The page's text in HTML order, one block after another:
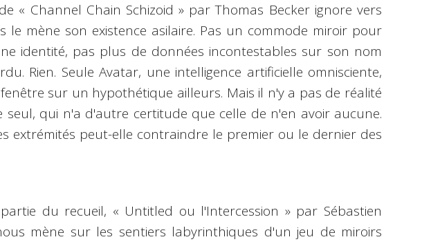
« Channel Chain Schizoid » par Thomas Becker ignore vers
le mène son existence asilaire. Pas un commode miroir pour
identité, pas plus de données incontestables sur son nom
Rien. Seule Avatar, une intelligence artificielle omnisciente,
sur un hypothétique ailleurs. Mais il n'y a pas de réalité
seul, qui n'a d'autre certitude que celle de n'en avoir aucune.
extrémités peut-elle contraindre le premier ou le dernier des
du recueil, « Untitled ou l'Intercession » par Sébastien
mène sur les sentiers labyrinthiques d'un jeu de miroirs